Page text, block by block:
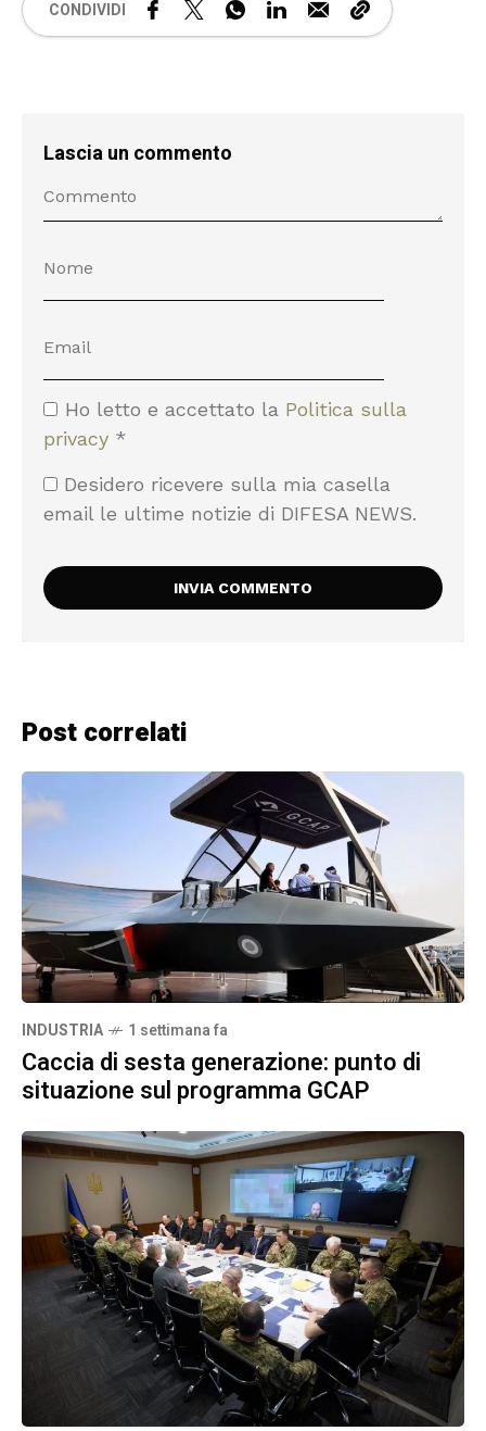
CONDIVIDI
Lascia un commento
Ho letto e accettato la Politica sulla
privacy *
Desidero ricevere sulla mia casella
email le ultime notizie di DIFESA NEWS.
Post correlati
INDUSTRIA 1 settimana fa
Caccia di sesta generazione: punto di
situazione sul programma GCAP